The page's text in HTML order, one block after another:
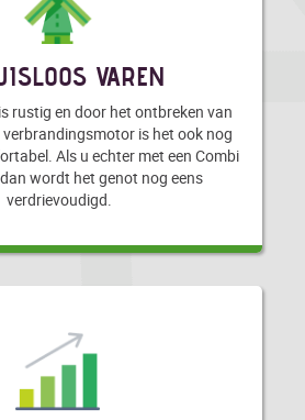
VAREN
rustig en door het ontbreken van
is het ook nog
Als u echter met een Combi
wordt het genot nog eens
verdrievoudigd.